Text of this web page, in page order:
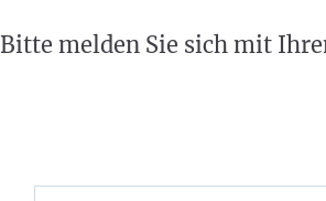
Bitte melden Sie sich mit